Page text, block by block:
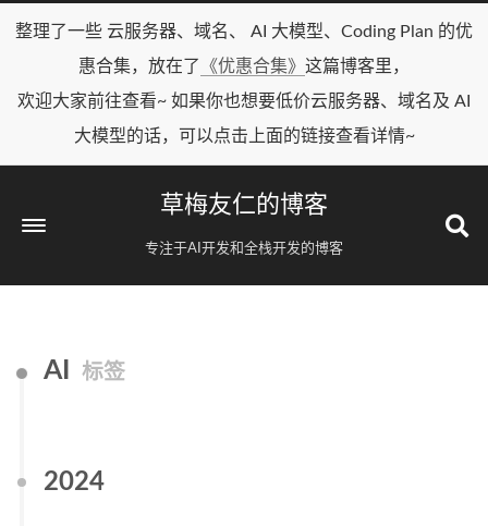
整理了一些 云服务器、域名、 AI 大模型、Coding Plan 的优
惠合集，放在了
《优惠合集》 这篇博客里，
欢迎大家前往查看~ 如果你也想要低价云服务器、域名及 AI
大模型的话，可以点击上面的链接查看详情~
草梅友仁的博客
专注于AI开发和全栈开发的博客
AI 标签
2024